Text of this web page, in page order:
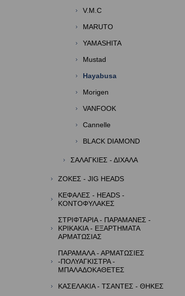
V.M.C
MARUTO
YAMASHITA
Mustad
Hayabusa
Morigen
VANFOOK
Cannelle
BLACK DIAMOND
ΣΑΛΑΓΚΙΕΣ - ΔΙΧΑΛΑ
ΖΟΚΕΣ - JIG HEADS
ΚΕΦΑΛΕΣ - HEADS -
ΚΟΝΤΟΦΥΛΑΚΕΣ
ΣΤΡΙΦΤΑΡΙΑ - ΠΑΡΑΜΑΝΕΣ -
ΚΡΙΚΑΚΙΑ - ΕΞΑΡΤΗΜΑΤΑ
ΑΡΜΑΤΩΣΙΑΣ
ΠΑΡΑΜΑΛΑ - ΑΡΜΑΤΩΣΙΕΣ
-ΠΟΛΥΑΓΚΙΣΤΡΑ -
ΜΠΑΛΑΔΟΚΑΘΕΤΕΣ
ΚΑΣΕΛΑΚΙΑ - ΤΣΑΝΤΕΣ - ΘΗΚΕΣ